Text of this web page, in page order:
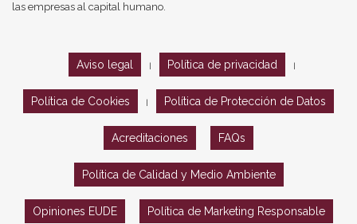
las empresas al capital humano.
Aviso legal Política de privacidad
Política de Cookies Política de Protección de Datos
Acreditaciones FAQs
Política de Calidad y Medio Ambiente
Opiniones EUDE Política de Marketing Responsable